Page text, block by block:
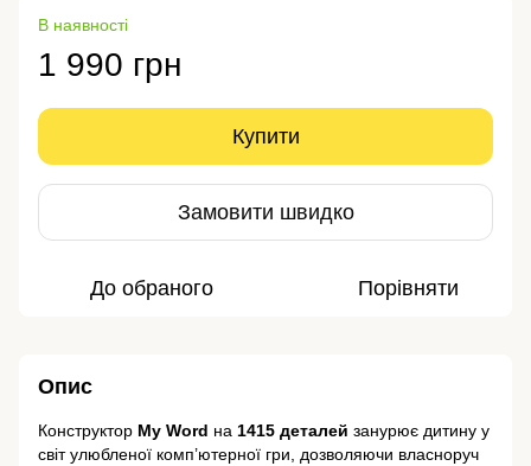
В наявності
1 990 грн
Купити
Замовити швидко
До обраного Порівняти
Опис
Конструктор My Word на 1415 деталей занурює дитину у
світ улюбленої комп’ютерної гри, дозволяючи власноруч